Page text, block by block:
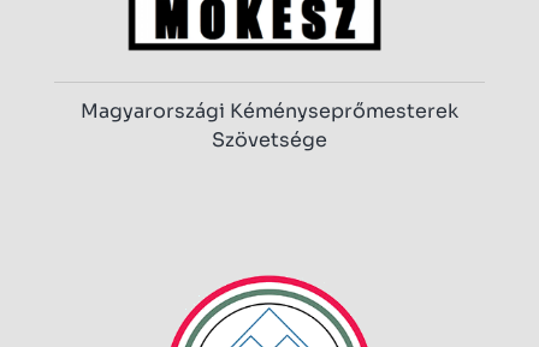
Magyarországi Kéményseprőmesterek
Szövetsége